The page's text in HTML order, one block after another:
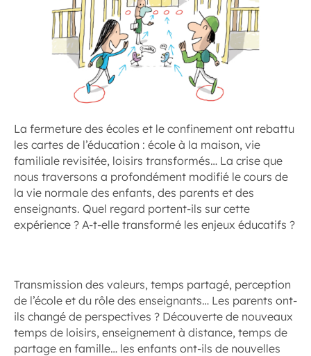
La fermeture des écoles et le confinement ont rebattu
les cartes de l’éducation : école à la maison, vie
familiale revisitée, loisirs transformés… La crise que
nous traversons a profondément modifié le cours de
la vie normale des enfants, des parents et des
enseignants. Quel regard portent-ils sur cette
expérience ? A-t-elle transformé les enjeux éducatifs ?
Transmission des valeurs, temps partagé, perception
de l’école et du rôle des enseignants… Les parents ont-
ils changé de perspectives ? Découverte de nouveaux
temps de loisirs, enseignement à distance, temps de
partage en famille… les enfants ont-ils de nouvelles